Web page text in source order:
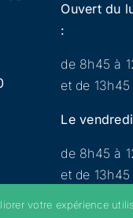
Ouvert du
:
de 8h45 à
et de
Le
de 8h45 à
et de
votre expérience